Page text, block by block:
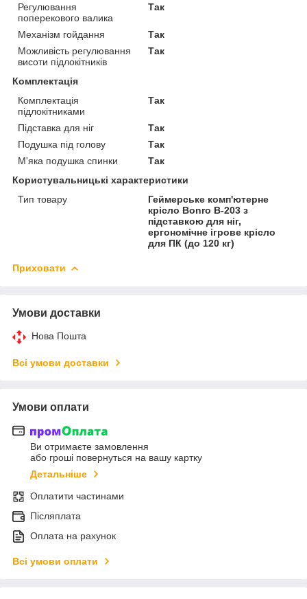
Регулювання
поперекового валика
Так
Механізм гойдання
Так
Можливість регулювання
висоти підлокітників
Так
Комплектація
Комплектація
підлокітниками
Так
Підставка для ніг
Так
Подушка під голову
Так
М'яка подушка спинки
Так
Користувальницькі характеристики
Тип товару
Геймерське комп'ютерне
крісло Bonro B-203 з
підставкою для ніг,
ергономічне ігрове крісло
для ПК (до 120 кг)
Приховати
Умови доставки
Нова Пошта
Всі умови доставки
Умови оплати
Ви отримаєте замовлення
або гроші повернуться на вашу картку
Детальніше
Оплатити частинами
Післяплата
Оплата на рахунок
Всі умови оплати